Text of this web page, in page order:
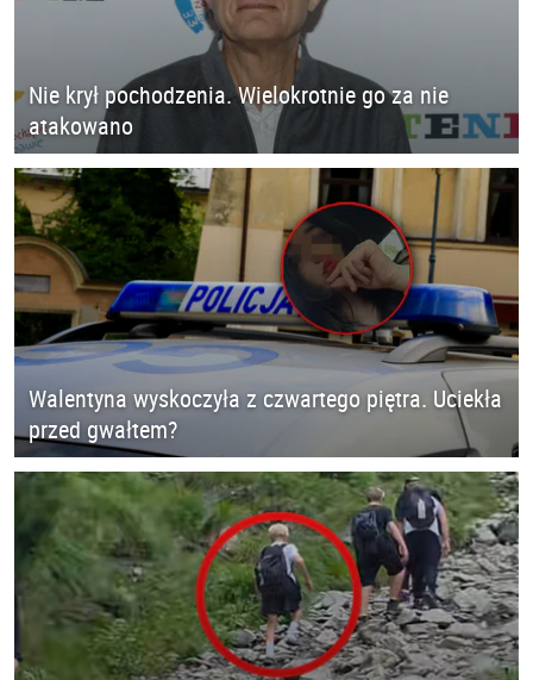
Nie krył pochodzenia. Wielokrotnie go za nie
atakowano
Walentyna wyskoczyła z czwartego piętra. Uciekła
przed gwałtem?